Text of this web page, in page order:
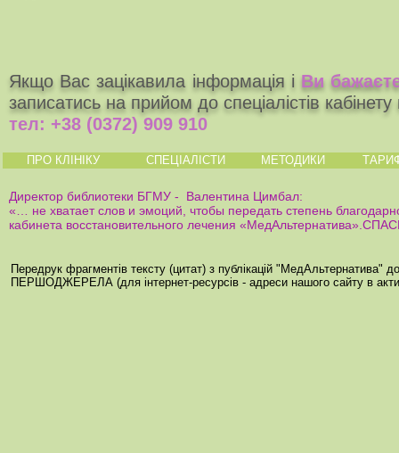
Якщо Вас зацікавила інформація іВи
записатись на прийом до спеціалістів
тел: +38 (0372) 909 910
ПРО КЛІНІКУ СПЕЦІАЛІСТИ МЕТОДИКИ
Директор библиотеки БГМУ - Валентина Цимбал:
«… не хватает слов и эмоций, чтобы передать степень
кабинета восстановительного лечения
Передрук фрагментів тексту (цитат) з публікацій
ПЕРШОДЖЕРЕЛА (для інтернет-ресурсів - адреси нашого сайту в